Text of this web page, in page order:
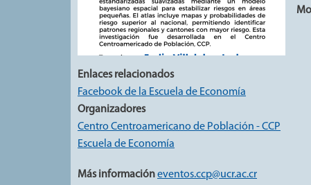
Enlaces relacionados
Facebook de la Escuela de Economía
Organizadores
Centro Centroamericano de Población - CCP
Escuela de Economía
Más informacióneventos.ccp@ucr.ac.cr